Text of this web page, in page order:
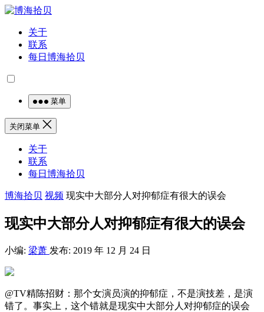
关于
联系
每日博海拾贝
菜单
关闭菜单
关于
联系
每日博海拾贝
博海拾贝 视频 现实中大部分人对抑郁症有很大的误会
现实中大部分人对抑郁症有很大的误会
小编: 梁萧 发布: 2019 年 12 月 24 日
@TV精陈招财：那个女演员演的抑郁症，不是演技差，是演
错了。事实上，这个错就是现实中大部分人对抑郁症的误会